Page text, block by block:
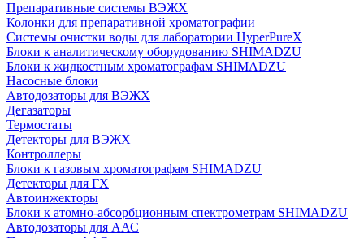
Препаративные системы ВЭЖХ
Колонки для препаративной хроматографии
Системы очистки воды для лаборатории HyperPureX
Блоки к аналитическому оборудованию SHIMADZU
Блоки к жидкостным хроматографам SHIMADZU
Насосные блоки
Автодозаторы для ВЭЖХ
Дегазаторы
Термостаты
Детекторы для ВЭЖХ
Контроллеры
Блоки к газовым хроматографам SHIMADZU
Детекторы для ГХ
Автоинжекторы
Блоки к атомно-абсорбционным спектрометрам SHIMADZU
Автодозаторы для ААС